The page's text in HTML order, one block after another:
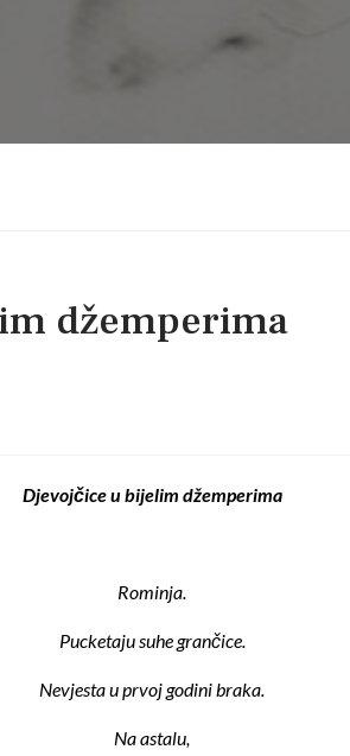
džemperima
Djevojčice u bijelim džemperima
Rominja.
Pucketaju suhe grančice.
Nevjesta u prvoj godini braka.
Na astalu,